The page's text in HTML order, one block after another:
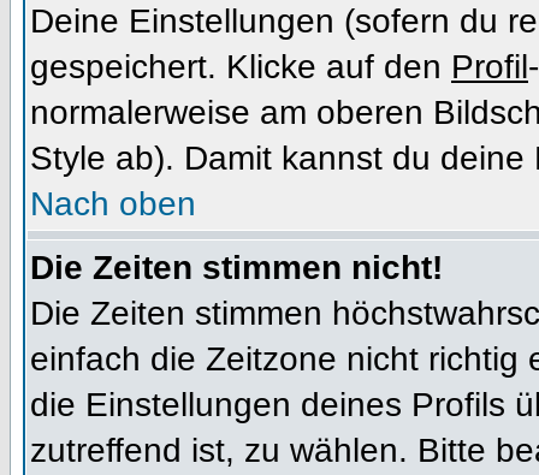
Deine Einstellungen (sofern du
gespeichert. Klicke auf den Profil
normalerweise am oberen
Style ab). Damit kannst du
Nach oben
Die Zeiten stimmen nicht!
Die Zeiten stimmen
einfach die Zeitzone nicht richtig
die Einstellungen deines Profils
zutreffend ist, zu wählen. Bitte